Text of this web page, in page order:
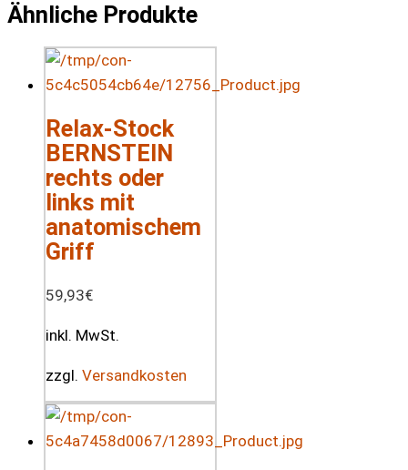
Ähnliche Produkte
Relax-Stock
BERNSTEIN
rechts oder
links mit
anatomischem
Griff
59,93€
inkl. MwSt.
zzgl. Versandkosten